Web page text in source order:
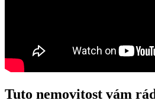
Tuto nemovitost vám